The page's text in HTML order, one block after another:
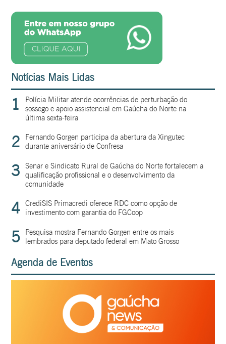
Notícias Mais Lidas
1
Polícia Militar atende ocorrências de perturbação do
sossego e apoio assistencial em Gaúcha do Norte na
última sexta-feira
2
Fernando Gorgen participa da abertura da Xingutec
durante aniversário de Confresa
3
Senar e Sindicato Rural de Gaúcha do Norte fortalecem a
qualificação profissional e o desenvolvimento da
comunidade
4 CrediSIS Primacredi oferece RDC como opção de
investimento com garantia do FGCoop
5
Pesquisa mostra Fernando Gorgen entre os mais
lembrados para deputado federal em Mato Grosso
Agenda de Eventos